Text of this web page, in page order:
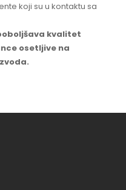
koji su u kontaktu sa
kvalitet
osetljive na